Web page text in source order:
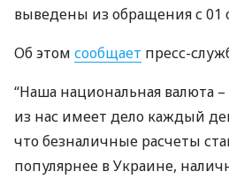
выведены из обращения с 01
Об этом сообщает пресс-
“Наша национальная валюта
из нас имеет дело каждый
что безналичные расчеты
популярнее в Украине,